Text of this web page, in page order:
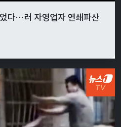
다…러 자영업자 연쇄파산